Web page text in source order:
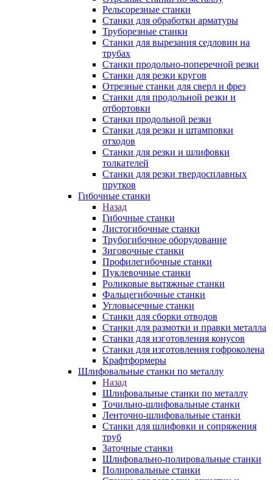
Рельсорезные станки
Станки для обработки арматуры
Труборезные станки
Станки для вырезания седловин на
трубаx
Станки продольно-поперечной резки
Станки для резки кругов
Отрезные станки для сверл и фрез
Станки для продольной резки и
отбортовки
Станки продольной резки
Станки для резки и штамповки
отходов
Станки для резки и шлифовки
толкателей
Станки для резки твердосплавных
прутков
Гибочные станки
Назад
Гибочные станки
Листогибочные станки
Трубогибочное оборудование
Зиговочные станки
Профилегибочные станки
Пуклевочные станки
Роликовые вытяжные станки
Фальцегибочные станки
Угловысечные станки
Станки для сборки отводов
Станки для размотки и правки металла
Станки для изготовления конусов
Станки для изготовления гофроколена
Крафтформеры
Шлифовальные станки по металлу
Назад
Шлифовальные станки по металлу
Точильно-шлифовальные станки
Ленточно-шлифовальные станки
Станки для шлифовки и сопряжения
труб
Заточные станки
Шлифовально-полировальные станки
Полировальные станки